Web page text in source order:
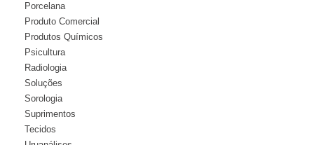
Porcelana
Produto Comercial
Produtos Químicos
Psicultura
Radiologia
Soluções
Sorologia
Suprimentos
Tecidos